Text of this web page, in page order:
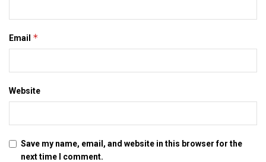
Email *
Website
Save my name, email, and website in this browser for the
next time I comment.